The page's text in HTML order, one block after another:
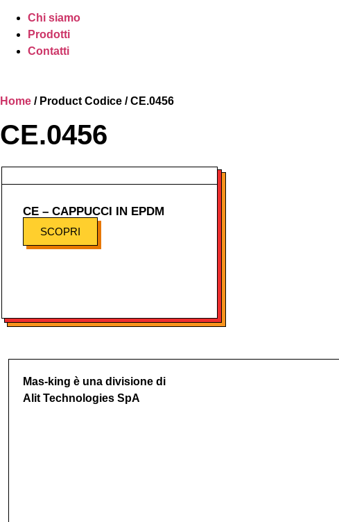
Chi siamo
Prodotti
Contatti
Home / Product Codice / CE.0456
CE.0456
CE – CAPPUCCI IN EPDM
SCOPRI
Mas-king è una divisione di
Alit Technologies SpA